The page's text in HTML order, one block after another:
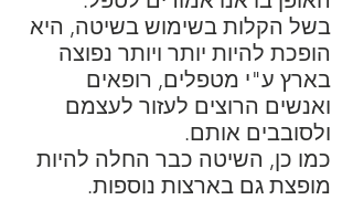
בשל הקלות בשימוש בשיטה, היא
הופכת להיות יותר ויותר נפוצה
בארץ ע"י מטפלים, רופאים
ואנשים הרוצים לעזור לעצמם
ולסובבים אותם.
כמו כן, השיטה כבר החלה להיות
מופצת גם בארצות נוספות.